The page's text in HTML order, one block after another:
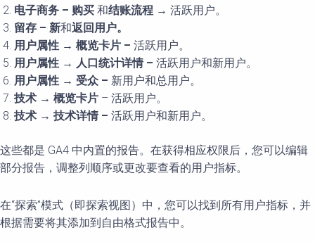
电子商务 – 购买 和结账流程 → 活跃用户。
留存 – 新和返回用 户。
用 户属性 → 概览卡片 – 活跃用户。
用 户属性 → 人口统计详情– 活跃用户和新用户。
用 户属性 → 受众 – 新用户和总用户。
技术 → 概览卡片 – 活跃用户。
技术 → 技术详情– 活跃用户和新用户。
这些都是 GA4 中内置的报告。在获得相应权限后，您可以编辑
部分报告，调整列顺序或更改要查看的用户指标。
在“探索”模式（即探索视图）中，您可以找到所有用户指标，并
根据需要将其添加到自由格式报告中。